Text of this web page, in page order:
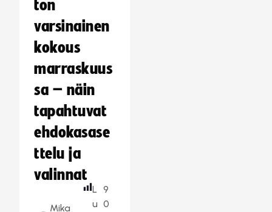
ton
varsinainen
kokous
marraskuus
sa – näin
tapahtuvat
ehdokasase
ttelu ja
valinnat
Mika
L
u
9
0